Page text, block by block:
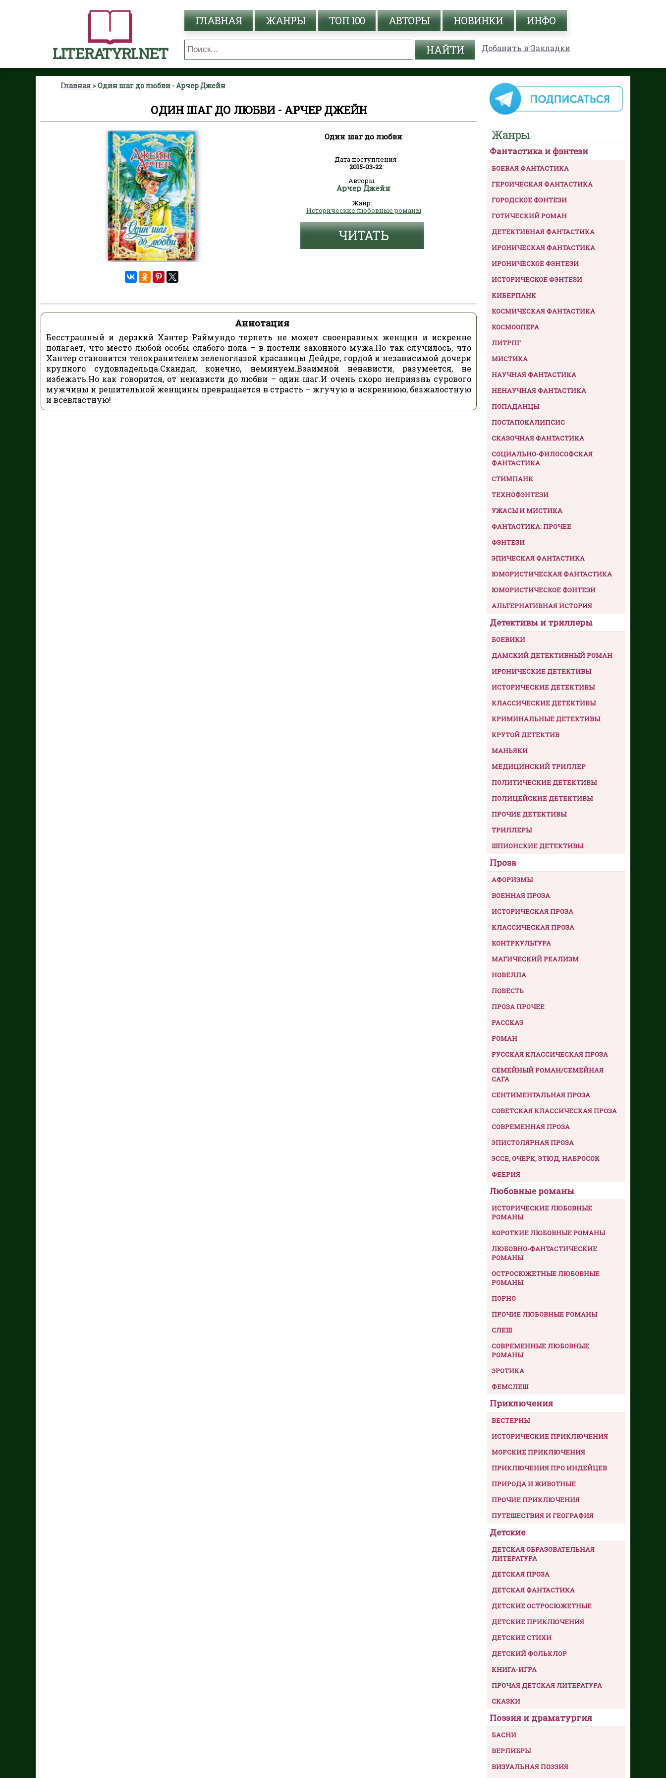
LITERATYRI.NET
ГЛАВНАЯ ЖАНРЫ ТОП 100 АВТОРЫ НОВИНКИ ИНФО
Добавить в Закладки
Главная Один шаг до любви - Арчер Джейн
ОДИН ШАГ ДО ЛЮБВИ - АРЧЕР ДЖЕЙН
Один шаг до любви
Дата поступления
2015-03-22
Авторы:
Арчер Джейн
Жанр:
Исторические любовные романы
ЧИТАТЬ
Аннотация
Бесстрашный и дерзкий Хантер Раймундо терпеть не может своенравных женщин и искренне
полагает, что место любой особы слабого пола – в постели законного мужа.Но так случилось, что
Хантер становится телохранителем зеленоглазой красавицы Дейдре, гордой и независимой дочери
крупного судовладельца.Скандал, конечно, неминуем.Взаимной ненависти, разумеется, не
избежать.Но как говорится, от ненависти до любви – один шаг.И очень скоро неприязнь сурового
мужчины и решительной женщины превращается в страсть – жгучую и искреннюю, безжалостную
и всевластную!
Жанры
Фантастика и фэнтези
БОЕВАЯ ФАНТАСТИКА
ГЕРОИЧЕСКАЯ ФАНТАСТИКА
ГОРОДСКОЕ ФЭНТЕЗИ
ГОТИЧЕСКИЙ РОМАН
ДЕТЕКТИВНАЯ ФАНТАСТИКА
ИРОНИЧЕСКАЯ ФАНТАСТИКА
ИРОНИЧЕСКОЕ ФЭНТЕЗИ
ИСТОРИЧЕСКОЕ ФЭНТЕЗИ
КИБЕРПАНК
КОСМИЧЕСКАЯ ФАНТАСТИКА
КОСМООПЕРА
ЛИТРПГ
МИСТИКА
НАУЧНАЯ ФАНТАСТИКА
НЕНАУЧНАЯ ФАНТАСТИКА
ПОПАДАНЦЫ
ПОСТАПОКАЛИПСИС
СКАЗОЧНАЯ ФАНТАСТИКА
СОЦИАЛЬНО-ФИЛОСОФСКАЯ
ФАНТАСТИКА
СТИМПАНК
ТЕХНОФЭНТЕЗИ
УЖАСЫ И МИСТИКА
ФАНТАСТИКА: ПРОЧЕЕ
ФЭНТЕЗИ
ЭПИЧЕСКАЯ ФАНТАСТИКА
ЮМОРИСТИЧЕСКАЯ ФАНТАСТИКА
ЮМОРИСТИЧЕСКОЕ ФЭНТЕЗИ
АЛЬТЕРНАТИВНАЯ ИСТОРИЯ
Детективы и триллеры
БОЕВИКИ
ДАМСКИЙ ДЕТЕКТИВНЫЙ РОМАН
ИРОНИЧЕСКИЕ ДЕТЕКТИВЫ
ИСТОРИЧЕСКИЕ ДЕТЕКТИВЫ
КЛАССИЧЕСКИЕ ДЕТЕКТИВЫ
КРИМИНАЛЬНЫЕ ДЕТЕКТИВЫ
КРУТОЙ ДЕТЕКТИВ
МАНЬЯКИ
МЕДИЦИНСКИЙ ТРИЛЛЕР
ПОЛИТИЧЕСКИЕ ДЕТЕКТИВЫ
ПОЛИЦЕЙСКИЕ ДЕТЕКТИВЫ
ПРОЧИЕ ДЕТЕКТИВЫ
ТРИЛЛЕРЫ
ШПИОНСКИЕ ДЕТЕКТИВЫ
Проза
АФОРИЗМЫ
ВОЕННАЯ ПРОЗА
ИСТОРИЧЕСКАЯ ПРОЗА
КЛАССИЧЕСКАЯ ПРОЗА
КОНТРКУЛЬТУРА
МАГИЧЕСКИЙ РЕАЛИЗМ
НОВЕЛЛА
ПОВЕСТЬ
ПРОЗА ПРОЧЕЕ
РАССКАЗ
РОМАН
РУССКАЯ КЛАССИЧЕСКАЯ ПРОЗА
СЕМЕЙНЫЙ РОМАН/СЕМЕЙНАЯ
САГА
СЕНТИМЕНТАЛЬНАЯ ПРОЗА
СОВЕТСКАЯ КЛАССИЧЕСКАЯ ПРОЗА
СОВРЕМЕННАЯ ПРОЗА
ЭПИСТОЛЯРНАЯ ПРОЗА
ЭССЕ, ОЧЕРК, ЭТЮД, НАБРОСОК
ФЕЕРИЯ
Любовные романы
ИСТОРИЧЕСКИЕ ЛЮБОВНЫЕ
РОМАНЫ
КОРОТКИЕ ЛЮБОВНЫЕ РОМАНЫ
ЛЮБОВНО-ФАНТАСТИЧЕСКИЕ
РОМАНЫ
ОСТРОСЮЖЕТНЫЕ ЛЮБОВНЫЕ
РОМАНЫ
ПОРНО
ПРОЧИЕ ЛЮБОВНЫЕ РОМАНЫ
СЛЕШ
СОВРЕМЕННЫЕ ЛЮБОВНЫЕ
РОМАНЫ
ЭРОТИКА
ФЕМСЛЕШ
Приключения
ВЕСТЕРНЫ
ИСТОРИЧЕСКИЕ ПРИКЛЮЧЕНИЯ
МОРСКИЕ ПРИКЛЮЧЕНИЯ
ПРИКЛЮЧЕНИЯ ПРО ИНДЕЙЦЕВ
ПРИРОДА И ЖИВОТНЫЕ
ПРОЧИЕ ПРИКЛЮЧЕНИЯ
ПУТЕШЕСТВИЯ И ГЕОГРАФИЯ
Детские
ДЕТСКАЯ ОБРАЗОВАТЕЛЬНАЯ
ЛИТЕРАТУРА
ДЕТСКАЯ ПРОЗА
ДЕТСКАЯ ФАНТАСТИКА
ДЕТСКИЕ ОСТРОСЮЖЕТНЫЕ
ДЕТСКИЕ ПРИКЛЮЧЕНИЯ
ДЕТСКИЕ СТИХИ
ДЕТСКИЙ ФОЛЬКЛОР
КНИГА-ИГРА
ПРОЧАЯ ДЕТСКАЯ ЛИТЕРАТУРА
СКАЗКИ
Поэзия и драматургия
БАСНИ
ВЕРЛИБРЫ
ВИЗУАЛЬНАЯ ПОЭЗИЯ